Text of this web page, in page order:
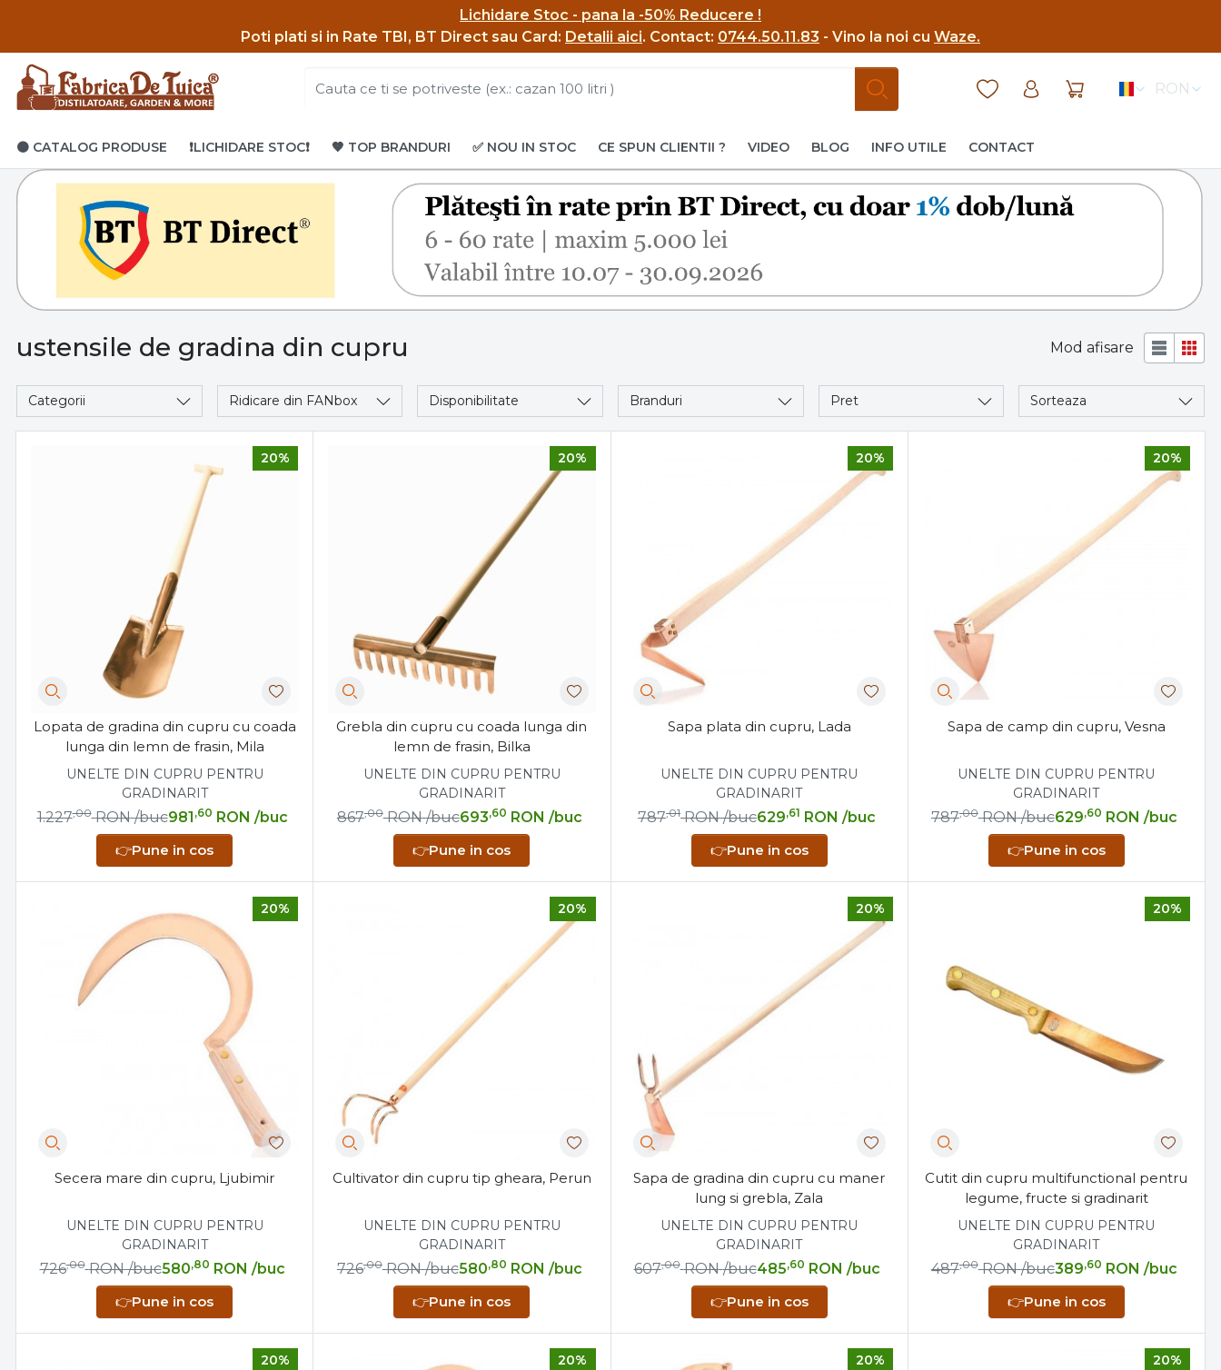
Lichidare Stoc - pana la -50% Reducere !
Poti plati si in Rate TBI, BT Direct sau Card: Detalii aici. Contact: 0744.50.11.83 - Vino la noi cu Waze.
RON
🟤 CATALOG PRODUSE ❗LICHIDARE STOC❗ 🤎 TOP BRANDURI ✅ NOU IN STOC CE SPUN CLIENTII ? VIDEO BLOG INFO UTILE CONTACT
ustensile de gradina din cupru Mod afisare
Categorii Ridicare din FANbox Disponibilitate Branduri Pret Sorteaza
20%
Lopata de gradina din cupru cu coada
lunga din lemn de frasin, Mila
UNELTE DIN CUPRU PENTRU
GRADINARIT
981 ,60 RON /buc
1.227,00 RON /buc
👉Pune in cos
20%
Grebla din cupru cu coada lunga din
lemn de frasin, Bilka
UNELTE DIN CUPRU PENTRU
GRADINARIT
693,60 RON /buc
867,00 RON /buc
👉Pune in cos
20%
Sapa plata din cupru, Lada
UNELTE DIN CUPRU PENTRU
GRADINARIT
629,61 RON /buc
787,01 RON /buc
👉Pune in cos
20%
Sapa de camp din cupru, Vesna
UNELTE DIN CUPRU PENTRU
GRADINARIT
629,60 RON /buc
787,00 RON /buc
👉Pune in cos
20%
Secera mare din cupru, Ljubimir
UNELTE DIN CUPRU PENTRU
GRADINARIT
580,80 RON /buc
726,00 RON /buc
👉Pune in cos
20%
Cultivator din cupru tip gheara, Perun
UNELTE DIN CUPRU PENTRU
GRADINARIT
580,80 RON /buc
726,00 RON /buc
👉Pune in cos
20%
Sapa de gradina din cupru cu maner
lung si grebla, Zala
UNELTE DIN CUPRU PENTRU
GRADINARIT
485,60 RON /buc
607,00 RON /buc
👉Pune in cos
20%
Cutit din cupru multifunctional pentru
legume, fructe si gradinarit
UNELTE DIN CUPRU PENTRU
GRADINARIT
389,60 RON /buc
487,00 RON /buc
👉Pune in cos
20% 20% 20% 20%